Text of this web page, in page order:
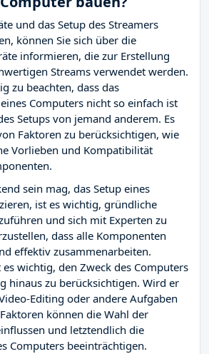
und das Setup des Streamers
können Sie sich über die
informieren, die zur Erstellung
Streams verwendet werden.
zu beachten, dass das
Computers nicht so einfach ist
Setups von jemand anderem. Es
Faktoren zu berücksichtigen, wie
Vorlieben und Kompatibilität
sein mag, das Setup eines
ist es wichtig, gründliche
und sich mit Experten zu
dass alle Komponenten
effektiv zusammenarbeiten.
wichtig, den Zweck des Computers
hinaus zu berücksichtigen. Wird er
Editing oder andere Aufgaben
können die Wahl der
und letztendlich die
Computers beeinträchtigen.